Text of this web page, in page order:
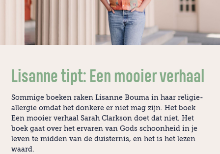
Lisanne tipt: Een mooier verhaal
Sommige boeken raken Lisanne Bouma in haar religie-
allergie omdat het donkere er niet mag zijn. Het boek
Een mooier verhaal Sarah Clarkson doet dat niet. Het
boek gaat over het ervaren van Gods schoonheid in je
leven te midden van de duisternis, en het is het lezen
waard.